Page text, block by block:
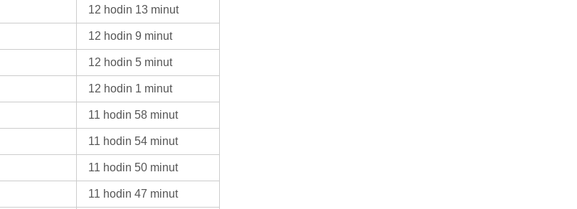
12 hodin 13 minut
12 hodin 9 minut
12 hodin 5 minut
12 hodin 1 minut
11 hodin 58 minut
11 hodin 54 minut
11 hodin 50 minut
11 hodin 47 minut